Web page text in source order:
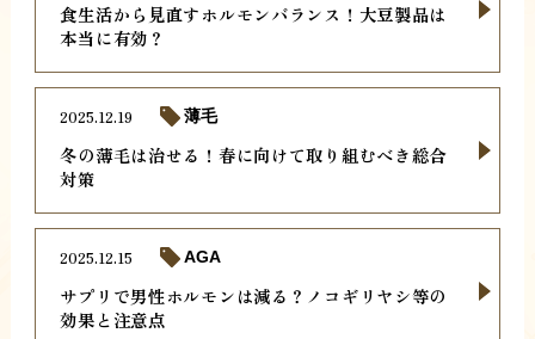
食生活から見直すホルモンバランス！大豆製品は
本当に有効？
冬の薄毛は治せる！春に向けて取り組むべき総合
対策
2025.12.19 薄毛
サプリで男性ホルモンは減る？ノコギリヤシ等の
効果と注意点
2025.12.15 AGA